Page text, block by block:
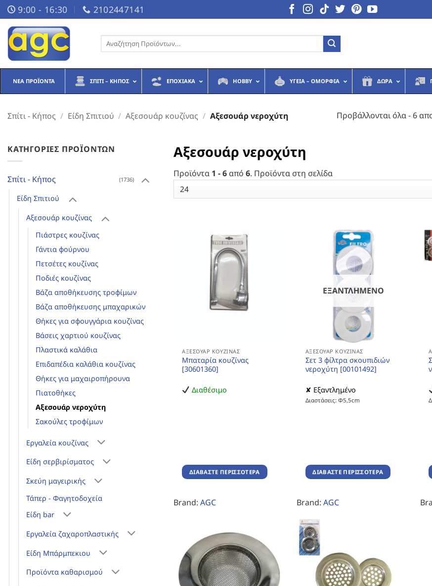
Μετάβαση
στο
περιεχόμενο
9:00 - 16:30 2102447141
Αναζήτηση
ΝΈΑ ΠΡΟΪΌΝΤΑ ΣΠΊΤΙ – ΚΉΠΟΣ ΕΠΟΧΙΑΚΆ HOBBY ΥΓΕΙΆ – ΟΜΟΡΦΙΆ ΔΏΡΑ
Σπίτι - Κήπος / Είδη Σπιτιού / Αξεσουάρ κουζίνας / Αξεσουάρ νεροχύτη Προβάλλονται όλα - 6
ΚΑΤΗΓΟΡΊΕΣ ΠΡΟΪΌΝΤΩΝ
Σπίτι - Κήπος (1736)
Είδη Σπιτιού
Αξεσουάρ κουζίνας
Πιάστρες κουζίνας
Γάντια φούρνου
Πετσέτες κουζίνας
Ποδιές κουζίνας
Βάζα αποθήκευσης τροφίμων
Βάζα αποθήκευσης μπαχαρικών
Θήκες για σφουγγάρια κουζίνας
Βάσεις χαρτιού κουζίνας
Πλαστικά καλάθια
Επιδαπέδια καλάθια κουζίνας
Θήκες για μαχαιροπήρουνα
Πιατοθήκες
Αξεσουάρ νεροχύτη
Σακούλες τροφίμων
Εργαλεία κουζίνας
Είδη σερβιρίσματος
Σκεύη μαγειρικής
Τάπερ - Φαγητοδοχεία
Είδη bar
Εργαλεία ζαχαροπλαστικής
Είδη Μπάρμπεκιου
Προϊόντα καθαρισμού
Αξεσουάρ νεροχύτη
Προϊόντα 1 - 6 από 6. Προϊόντα στη σελίδα
ΑΞΕΣΟΥΆΡ ΚΟΥΖΊΝΑΣ
Μπαταρία κουζίνας
[30601360]
Διαθέσιμο
ΔΙΑΒΆΣΤΕ ΠΕΡΙΣΣΌΤΕΡΑ
Brand: AGC
ΕΞΑΝΤΛΗΜΈΝΟ
ΑΞΕΣΟΥΆΡ ΚΟΥΖΊΝΑΣ
Σετ 3 φίλτρα σκουπιδιών
νεροχύτη [00101492]
✘ Εξαντλημένο
Διαστάσεις: Φ5,5cm
ΔΙΑΒΆΣΤΕ ΠΕΡΙΣΣΌΤΕΡΑ
Brand:AGC